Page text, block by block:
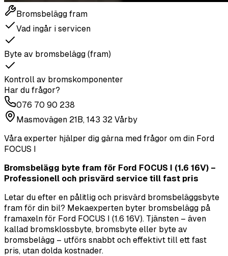
Bromsbelägg fram
Vad ingår i servicen
Byte av bromsbelägg (fram)
Kontroll av bromskomponenter
Har du frågor?
076 70 90 238
Masmovägen 21B, 143 32 Vårby
Våra experter hjälper dig gärna med frågor om din Ford
FOCUS I
Bromsbelägg byte fram för Ford FOCUS I (1.6 16V) –
Professionell och prisvärd service till fast pris
Letar du efter en pålitlig och prisvärd bromsbeläggsbyte
fram för din bil? Mekaexperten byter bromsbelägg på
framaxeln för Ford FOCUS I (1.6 16V). Tjänsten – även
kallad bromsklossbyte, bromsbyte eller byte av
bromsbelägg – utförs snabbt och effektivt till ett fast
pris, utan dolda kostnader.